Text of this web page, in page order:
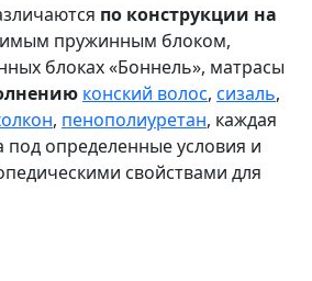
по конструкции на
пружинным блоком,
блоках «Боннель», матрасы
конский волос, сизаль,
, пенополиуретан, каждая
под определенные условия и
свойствами для